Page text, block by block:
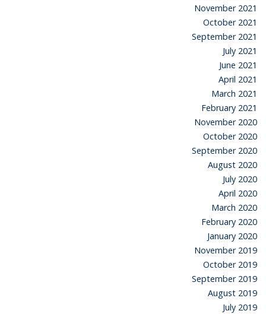
November 2021
October 2021
September 2021
July 2021
June 2021
April 2021
March 2021
February 2021
November 2020
October 2020
September 2020
August 2020
July 2020
April 2020
March 2020
February 2020
January 2020
November 2019
October 2019
September 2019
August 2019
July 2019